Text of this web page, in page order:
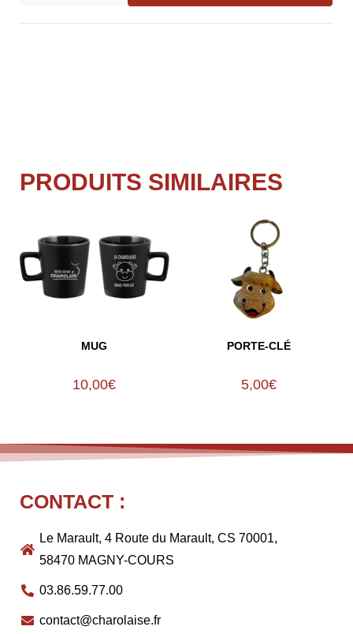
PRODUITS SIMILAIRES
MUG
10,00€
PORTE-CLÉ
5,00€
CONTACT :
Le Marault, 4 Route du Marault, CS 70001,
58470 MAGNY-COURS
03.86.59.77.00
contact@charolaise.fr